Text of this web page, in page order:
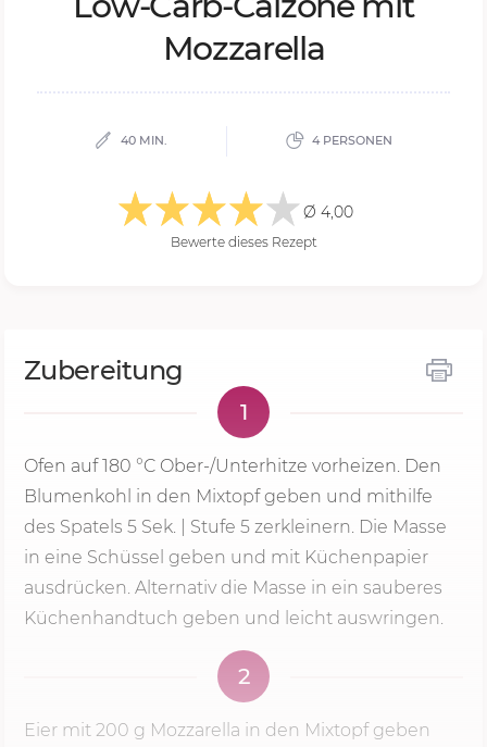
Moz­za­rel­la
40 MIN. 4 PERSONEN
Ø 4,00
Bewerte dieses Rezept
Zubereitung
1
Ofen auf180 °C Ober-/Unterhitze vorheizen. Den
Blumenkohl in den Mixtopf geben und mithilfe
des Spatels 5 Sek. Stufe 5 zerkleinern. Die Masse
in eine Schüssel geben und mit Küchenpapier
ausdrücken. Alternativ die Masse in ein sauberes
Küchenhandtuch geben und leicht auswringen.
2
Eier mit 200 g Mozzarella in den Mixtopf geben